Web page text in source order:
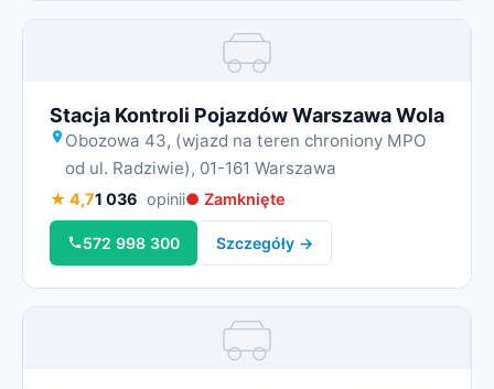
Miniatura
Stacja Kontroli Pojazdów Warszawa Wola
Obozowa 43, (wjazd na teren chroniony MPO
od ul. Radziwie), 01-161 Warszawa
★ 4,71 036 opinii● Zamknięte
572 998 300 Szczegóły →
Miniatura